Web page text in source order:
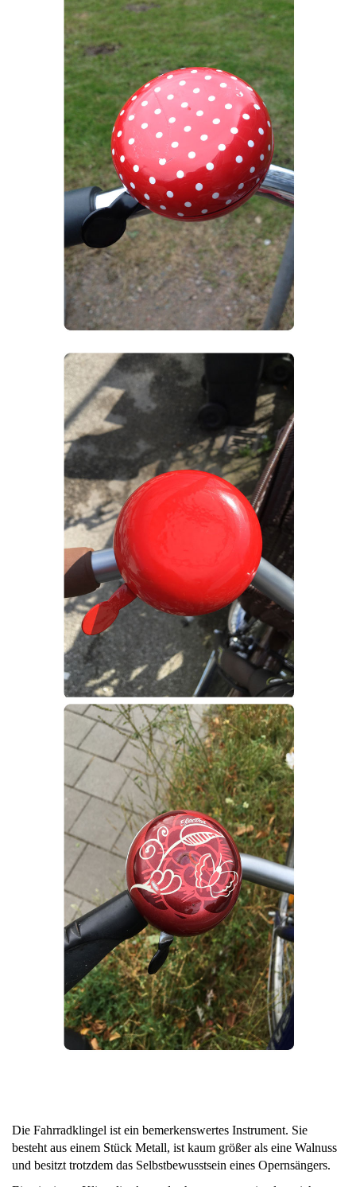
Die Fahrradklingel ist ein bemerkenswertes Instrument. Sie
besteht aus einem Stück Metall, ist kaum größer als eine Walnuss
und besitzt trotzdem das Selbstbewusstsein eines Opernsängers.